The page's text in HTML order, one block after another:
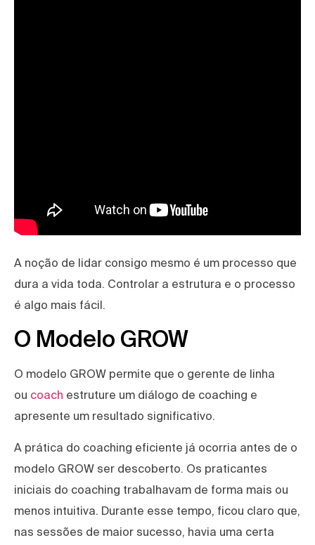
A noção de lidar consigo mesmo é um processo que
dura a vida toda. Controlar a estrutura e o processo
é algo mais fácil.
O Modelo GROW
O modelo GROW permite que o gerente de linha
ou coach estruture um diálogo de coaching e
apresente um resultado significativo.
A prática do coaching eficiente já ocorria antes de o
modelo GROW ser descoberto. Os praticantes
iniciais do coaching trabalhavam de forma mais ou
menos intuitiva. Durante esse tempo, ficou claro que,
nas sessões de maior sucesso, havia uma certa